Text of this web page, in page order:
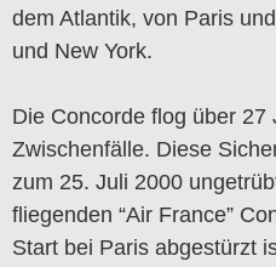
dem Atlantik, von Paris
und New York.
Die Concorde flog über
Zwischenfälle. Diese
zum 25. Juli 2000
fliegenden “Air France”
Start bei Paris abgestürzt